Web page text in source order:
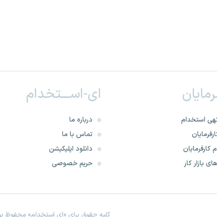
استخدام
کارفرمایان
بازار کار
ای-اســـتخدام
درباره ما
تماس با ما
دانلود اپلیکیشن
حریم خصوصی
کلیه حقوق برای «ای استخدام» محفوظ